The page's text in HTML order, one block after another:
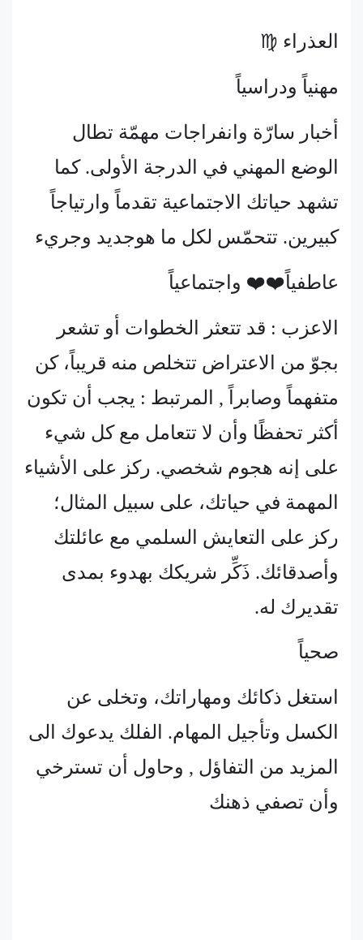
العذراء ♍
مهنياً ودراسياً
أخبار سارّة وانفراجات مهمّة تطال
الوضع المهني في الدرجة الأولى. كما
تشهد حياتك الاجتماعية تقدماً وارتياجاً
كبيرين. تتحمّس لكل ما هوجديد وجريء
عاطفياً❤️❤️ واجتماعياً
الاعزب : قد تتعثر الخطوات أو تشعر
بجوّ من الاعتراض تتخلص منه قريباً، كن
متفهماً وصابراً , المرتبط : يجب أن تكون
أكثر تحفظًا وأن لا تتعامل مع كل شيء
على إنه هجوم شخصي. ركز على الأشياء
المهمة في حياتك، على سبيل المثال؛
ركز على التعايش السلمي مع عائلتك
وأصدقائك. ذَكِّر شريكك بهدوء بمدى
تقديرك له.
صحياً
استغل ذكائك ومهاراتك، وتخلى عن
الكسل وتأجيل المهام. الفلك يدعوك الى
المزيد من التفاؤل , وحاول أن تسترخي
وأن تصفي ذهنك